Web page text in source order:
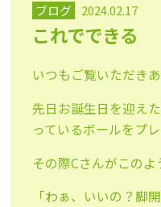
ブログ 2024.02.17
これでできる
いつもご覧いただき
先日お誕生日を迎え
っているボールをプ
その際Cさんがこのよ
「わぁ、いいの？脚